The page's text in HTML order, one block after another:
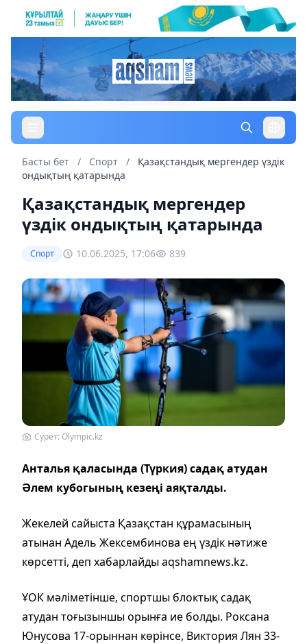
Басты бет / Спорт /
Қазақстандық мергендер үздік
ондықтың қатарында
Қазақстандық мергендер
үздік ондықтың қатарында
Спорт 10.06.2025, 17:06 839
Сурет: Olympic.kz
Анталья қаласында (Түркия) садақ атудан
Әлем кубогының кезеңі аяқталды.
Жекелей сайыста Қазақстан құрамасының
атынан Адель Жексембинова ең үздік нәтиже
көрсетті, деп хабарлайды aqshamnews.kz.
ҰОК мәліметінше, спортшы блоктық садақ
атудан тоғызыншы орынға ие болды. Роксана
Юнусова 17-орыннан көрінсе, Виктория Лян 33-